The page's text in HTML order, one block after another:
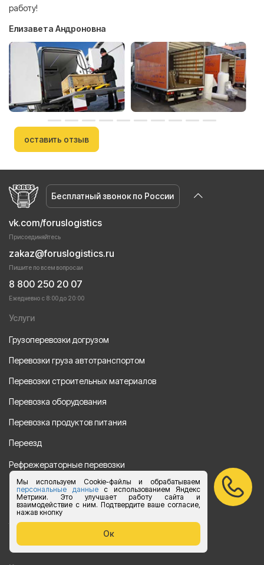
Мы используем Cookie-файлы и обрабатываем
персональные данныес использованием Яндекс
Метрики. Это улучшает работу сайта и
взаимодействие с ним. Подтвердите ваше согласие,
нажав кнопку
Ок
работу!
Елизавета Андроновна
оставить отзыв
Бесплатный звонок по России
vk.com/foruslogistics
Присоединяйтесь
zakaz@foruslogistics.ru
Пишите по всем вопросаи
8 800 250 20 07
Ежедневно с 8:00 до 20:00
Услуги
Грузоперевозки догрузом
Перевозки груза автотранспортом
Перевозки строительных материалов
Перевозка оборудования
Перевозка продуктов питания
Переезд
Рефрежераторные перевозки
Перевозки автотехники
Перевозка алкогольной продукции
Упаковка груза
Наши направления